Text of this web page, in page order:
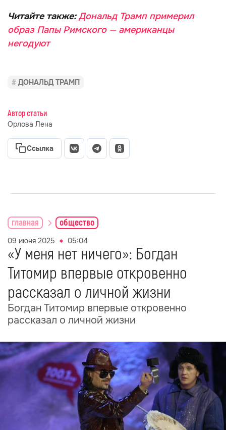
Читайте также:Дональд Трамп примерил
образ Папы Римского — американцы
негодуют
ДОНАЛЬД ТРАМП
Автор статьи
Орлова Лена
Ссылка
главная общество
09 июня 2025 05:04
«У меня нет ничего»: Богдан
Титомир впервые откровенно
рассказал о личной жизни
Богдан Титомир впервые откровенно
рассказал о личной жизни